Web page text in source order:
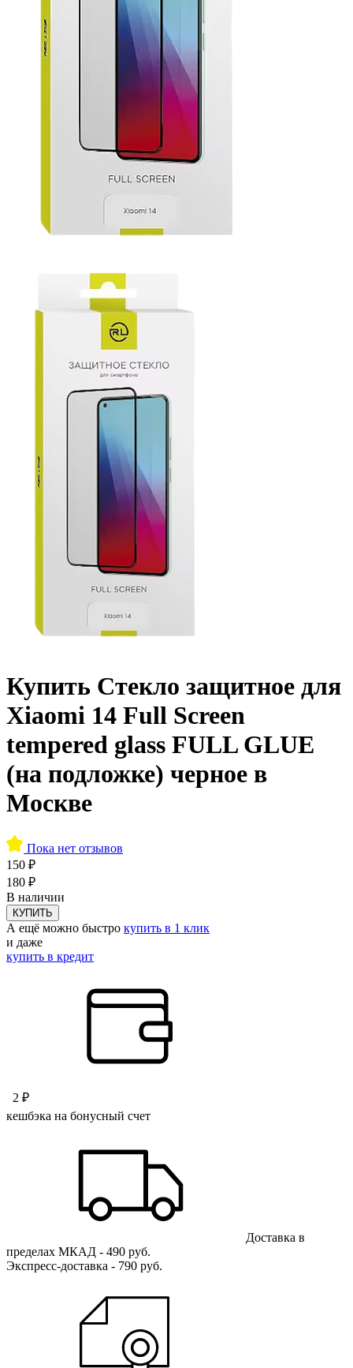
Купить Стекло защитное для
Xiaomi 14 Full Screen
tempered glass FULL GLUE
(на подложке) черное в
Москве
Пока нет отзывов
150 ₽
180 ₽
В наличии
КУПИТЬ
А ещё можно быстро купить в 1 клик
и даже
купить в кредит
2 ₽
кешбэка на бонусный счет
Доставка в
пределах МКАД - 490 руб.
Экспресс-доставка - 790 руб.